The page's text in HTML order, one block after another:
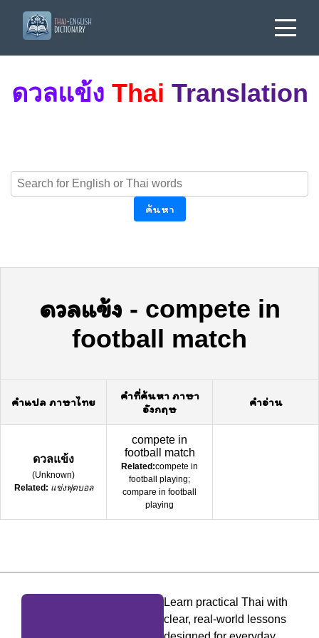
ดวลแข้ง Thai Translation
ค้นหา
ดวลแข้ง - compete in
football match
คำแปล ภาษาไทย
คำที่ค้นหา ภาษา
อังกฤษ
คำอ่าน
ดวลแข้ง
(Unknown)
Related: แข่งฟุตบอล
compete in
football match
Related:compete in
football playing;
compare in football
playing
Learn practical Thai with
clear, real-world lessons